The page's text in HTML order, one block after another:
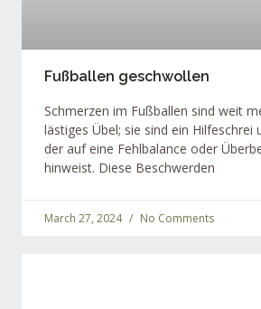
Fußballen geschwollen
Schmerzen im Fußballen sind weit
lästiges Übel; sie sind ein Hilfeschrei
der auf eine Fehlbalance oder
hinweist. Diese Beschwerden
March 27, 2024 No Comments